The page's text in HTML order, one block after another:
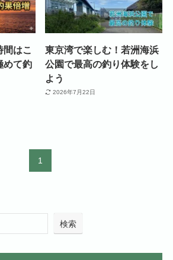
間はこ
めて釣
東京湾で楽しむ！若洲海浜
公園で最高の釣り体験をし
よう
2026年7月22日
1
検索